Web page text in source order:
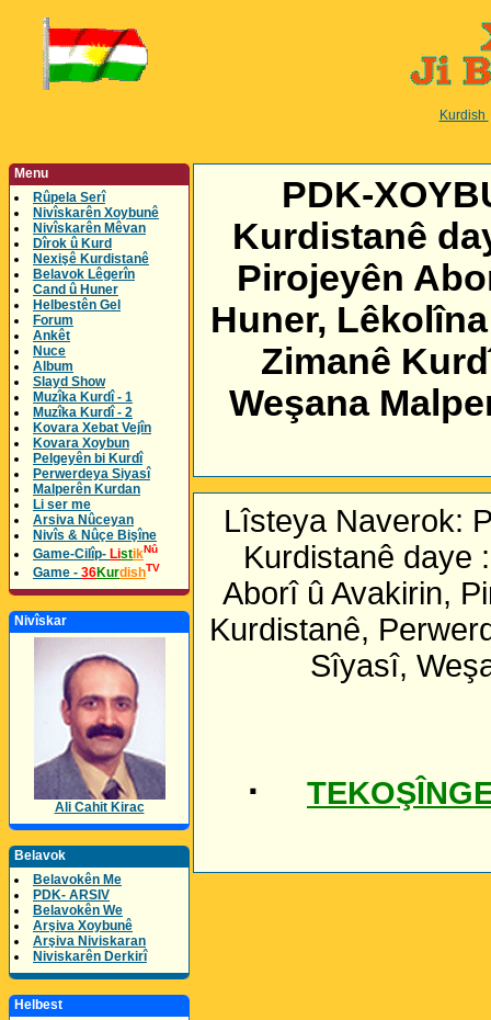
Kurdish
Menu
Rûpela Serî
Nivîskarên Xoybunê
Nivîskarên Mêvan
Dîrok û Kurd
Nexişê Kurdistanê
Belavok Lêgerîn
Cand û Huner
Helbestên Gel
Forum
Ankêt
Nuce
Album
Slayd Show
Muzîka Kurdî - 1
Muzîka Kurdî - 2
Kovara Xebat Vejîn
Kovara Xoybun
Pelgeyên bi Kurdî
Perwerdeya Siyasî
Malperên Kurdan
Li ser me
Arsiva Nûceyan
Nivîs & Nûçe Bişîne
Game-Cilîp- ListikNû
Game - 36KurdishTV
Nivîskar
Ali Cahit Kirac
Belavok
Belavokên Me
PDK- ARSIV
Belavokên We
Arşiva Xoybunê
Arşiva Niviskaran
Niviskarên Derkirî
Helbest
PDK-
Kurdistanê
Pirojeyên
Huner,
Zimanê
Weşana
Lîsteya Naverok:
Kurdistanê daye
Aborî û Avakirin,
Kurdistanê,
Sîyasî,
·